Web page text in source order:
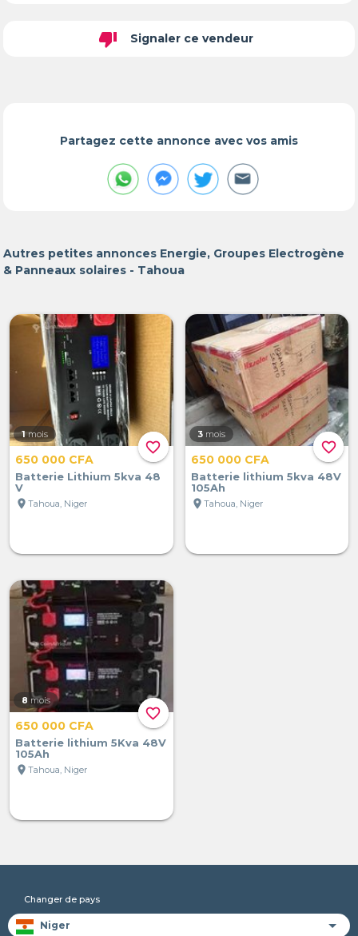
thumb_down Signaler ce vendeur
Partagez cette annonce avec vos amis
Autres petites annonces Energie, Groupes Electrogène
& Panneaux solaires - Tahoua
favorite_border
1 mois
650 000 CFA
Batterie Lithium 5kva 48
V
location_on Tahoua, Niger
favorite_border
3 mois
650 000 CFA
Batterie lithium 5kva 48V
105Ah
location_on Tahoua, Niger
favorite_border
8 mois
650 000 CFA
Batterie lithium 5Kva 48V
105Ah
location_on Tahoua, Niger
Changer de pays